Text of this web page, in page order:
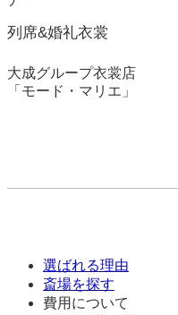
列席&婚礼衣裳
大成グループ衣裳店
「モード・マリエ」
選ばれる理由
斎場を探す
費用について